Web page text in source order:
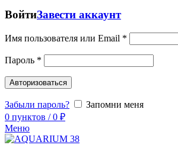
ВойтиЗавести аккаунт
Имя пользователя или Email *
Пароль *
Авторизоваться
Забыли пароль?
Запомни меня
0 пунктов / 0 ₽
Меню